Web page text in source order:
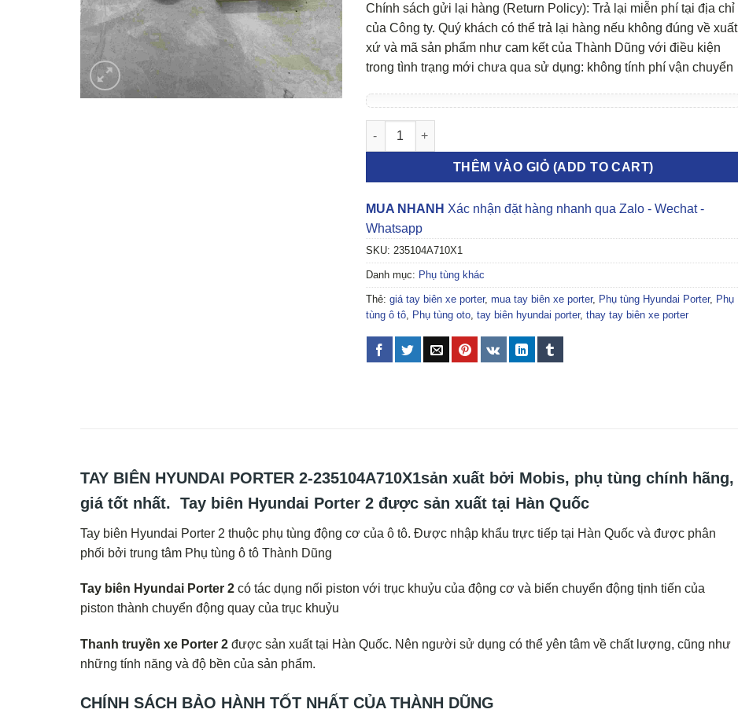
Chính sách gửi lại hàng (Return Policy): Trả lại miễn phí tại địa chỉ
của Công ty. Quý khách có thể trả lại hàng nếu không đúng về xuất
xứ và mã sản phẩm như cam kết của Thành Dũng với điều kiện
trong tình trạng mới chưa qua sử dụng: không tính phí vận chuyển
TAY BIÊN HYUNDAI PORTER 2 số lượng
THÊM VÀO GIỎ (ADD TO CART)
MUA NHANH Xác nhận đặt hàng nhanh qua Zalo - Wechat -
Whatsapp
SKU: 235104A710X1
Danh mục: Phụ tùng khác
Thẻ: giá tay biên xe porter, mua tay biên xe porter, Phụ tùng Hyundai Porter, Phụ
tùng ô tô, Phụ tùng oto, tay biên hyundai porter, thay tay biên xe porter
TAY BIÊN HYUNDAI PORTER 2-235104A710X1sản xuất bởi Mobis, phụ tùng chính hãng,
giá tốt nhất. Tay biên Hyundai Porter 2 được sản xuất tại Hàn Quốc
Tay biên Hyundai Porter 2 thuộc phụ tùng động cơ của ô tô. Được nhập khẩu trực tiếp tại Hàn Quốc và được phân
phối bởi trung tâm Phụ tùng ô tô Thành Dũng
Tay biên Hyundai Porter 2 có tác dụng nối piston với trục khuỷu của động cơ và biến chuyển động tịnh tiến của
piston thành chuyển động quay của trục khuỷu
Thanh truyền xe Porter 2 được sản xuất tại Hàn Quốc. Nên người sử dụng có thể yên tâm về chất lượng, cũng như
những tính năng và độ bền của sản phẩm.
CHÍNH SÁCH BẢO HÀNH TỐT NHẤT CỦA THÀNH DŨNG